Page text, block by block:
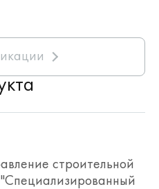
и
службы
строительной